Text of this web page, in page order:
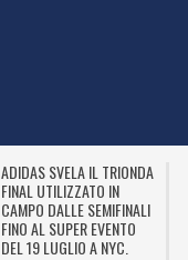
ADIDAS SVELA IL TRIONDA
FINAL UTILIZZATO IN
CAMPO DALLE SEMIFINALI
FINO AL SUPER EVENTO
DEL 19 LUGLIO A NYC.